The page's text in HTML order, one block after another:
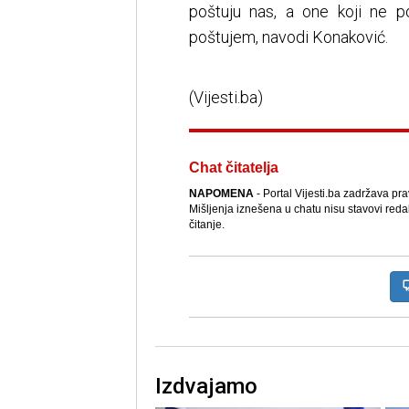
poštuju nas, a one koji ne
poštujem, navodi Konaković.
(Vijesti.ba)
Chat čitatelja
NAPOMENA- Portal Vijesti.ba zadržava
Mišljenja iznešena u chatu nisu stavovi
čitanje.
Izdvajamo